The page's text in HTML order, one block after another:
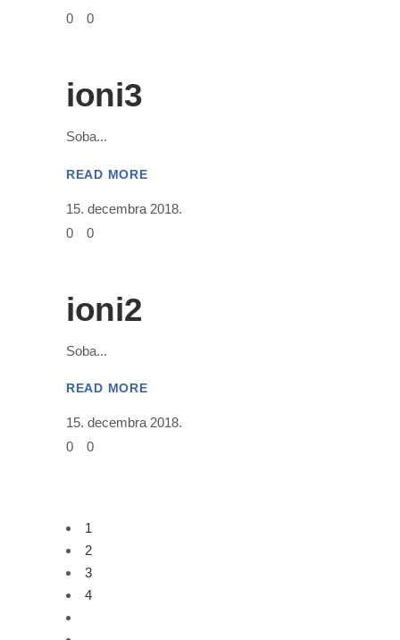
0
0
ioni3
Soba
READ MORE
15. decembra 2018.
0
0
ioni2
Soba
READ MORE
15. decembra 2018.
0
0
1
2
3
4